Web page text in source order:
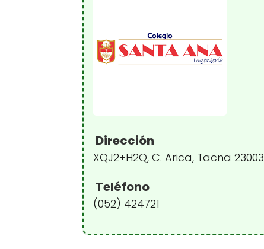
Dirección
XQJ2+H2Q, C. Arica, Tacna 23003
Teléfono
(052) 424721